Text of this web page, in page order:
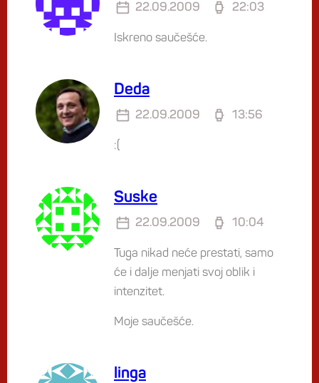
22.09.2009 22:03
Iskreno saučešće.
Deda
22.09.2009 13:56
:(
Suske
22.09.2009 10:04
Tuga nikad neće prestati, samo
će i dalje menjati svoj oblik i
intenzitet.
Moje saučešće.
linga